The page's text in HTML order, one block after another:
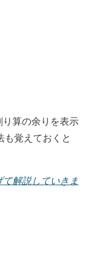
算の余りを表示
覚えておくと
て解説していきま